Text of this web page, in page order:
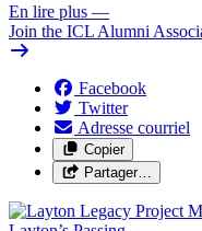
En lire plus —
Join the ICL Alumni
Facebook
Twitter
Adresse courriel
Copier
Partager…